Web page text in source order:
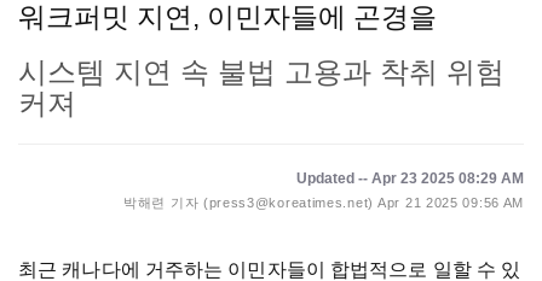
워크퍼밋 지연, 이민자들에 곤경을
시스템 지연 속 불법 고용과 착취 위험
커져
Updated -- Apr 23 2025 08:29 AM
박해련 기자 (press3@koreatimes.net) Apr 21 2025 09:56 AM
최근 캐나다에 거주하는 이민자들이 합법적으로 일할 수 있